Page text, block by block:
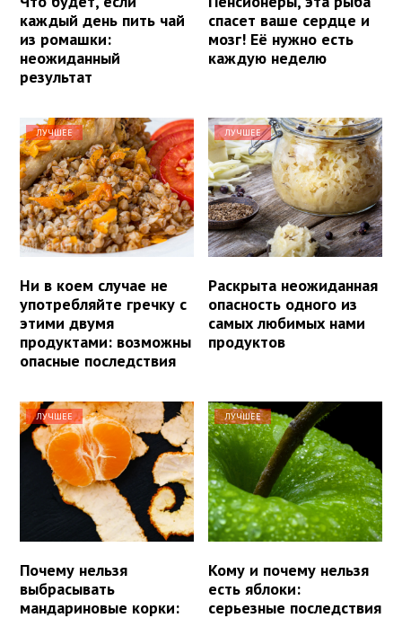
каждый день пить чай
из ромашки:
неожиданный
результат
спасет ваше сердце и
мозг! Её нужно есть
каждую неделю
ЛУЧШЕЕ
Ни в коем случае не
употребляйте гречку с
этими двумя
продуктами: возможны
опасные последствия
ЛУЧШЕЕ
Раскрыта неожиданная
опасность одного из
самых любимых нами
продуктов
ЛУЧШЕЕ
Почему нельзя
выбрасывать
мандариновые корки:
ЛУЧШЕЕ
Кому и почему нельзя
есть яблоки:
серьезные последствия